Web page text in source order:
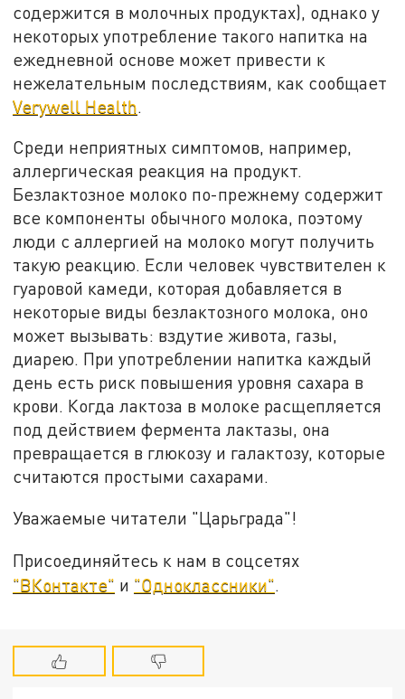
содержится в молочных продуктах), однако у
некоторых употребление такого напитка на
ежедневной основе может привести к
нежелательным последствиям, как сообщает
Verywell Health.
Среди неприятных симптомов, например,
аллергическая реакция на продукт.
Безлактозное молоко по-прежнему содержит
все компоненты обычного молока, поэтому
люди с аллергией на молоко могут получить
такую реакцию. Если человек чувствителен к
гуаровой камеди, которая добавляется в
некоторые виды безлактозного молока, оно
может вызывать: вздутие живота, газы,
диарею. При употреблении напитка каждый
день есть риск повышения уровня сахара в
крови. Когда лактоза в молоке расщепляется
под действием фермента лактазы, она
превращается в глюкозу и галактозу, которые
считаются простыми сахарами.
Уважаемые читатели "Царьграда"!
Присоединяйтесь к нам в соцсетях
"ВКонтакте" и "Одноклассники".